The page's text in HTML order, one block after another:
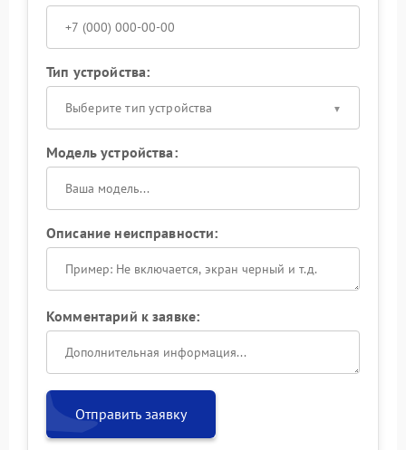
Тип устройства:
Выберите тип устройства
Модель устройства:
Описание неисправности:
Комментарий к заявке:
Отправить заявку